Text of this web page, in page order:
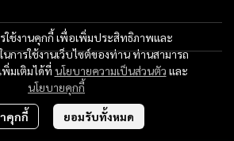
ใช้งานคุกกี้ เพื่อเพิ่มประสิทธิภาพและ
การใช้งานเว็บไซต์ของท่าน ท่านสามารถ
พิ่มเติมได้ที่ นโยบายความเป็นส่วนตัว และ
นโยบายคุกกี้
คุกกี้ ยอมรับทั้งหมด
Email: mail@yourdomain.com